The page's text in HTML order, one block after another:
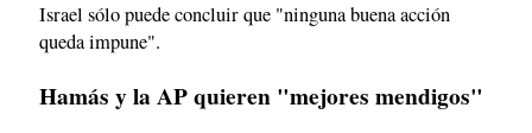
Israel sólo puede concluir que "ninguna buena acción
queda impune".
Hamás y la AP quieren "mejores mendigos"